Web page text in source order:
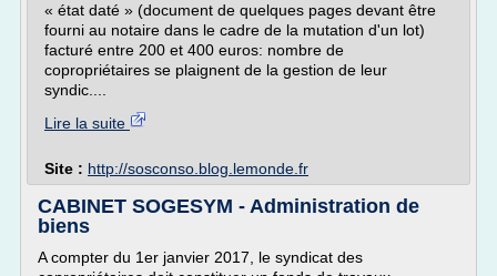
« état daté » (document de quelques pages devant être
fourni au notaire dans le cadre de la mutation d'un lot)
facturé entre 200 et 400 euros: nombre de
copropriétaires se plaignent de la gestion de leur
syndic....
Lire la suite
Site : http://sosconso.blog.lemonde.fr
CABINET SOGESYM - Administration de
biens
A compter du 1er janvier 2017, le syndicat des